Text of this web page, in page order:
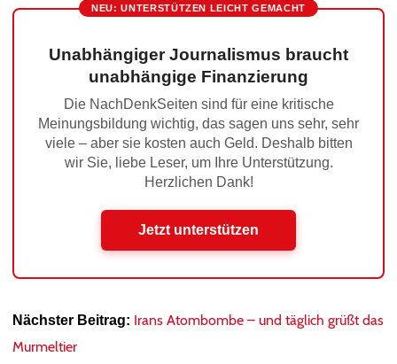
NEU: UNTERSTÜTZEN LEICHT GEMACHT
Unabhängiger Journalismus braucht
unabhängige Finanzierung
Die NachDenkSeiten sind für eine kritische
Meinungsbildung wichtig, das sagen uns sehr, sehr
viele – aber sie kosten auch Geld. Deshalb bitten
wir Sie, liebe Leser, um Ihre Unterstützung.
Herzlichen Dank!
Jetzt unterstützen
Nächster Beitrag: Irans Atombombe – und täglich grüßt das
Murmeltier